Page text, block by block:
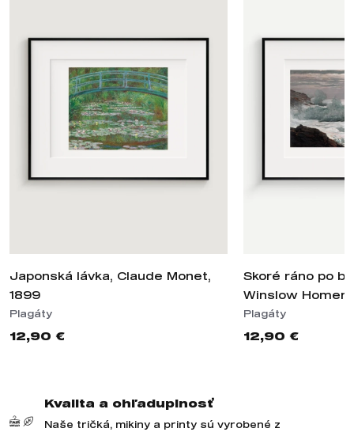
Japonská lávka, Claude Monet,
1899
Plagáty
12,90 €
Skoré ráno po
Winslow Homer,
Plagáty
12,90 €
Kvalita a ohľaduplnosť
Naše tričká, mikiny a printy sú vyrobené z